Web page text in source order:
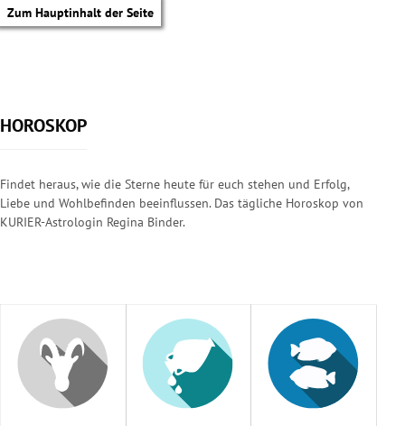
Zum Hauptinhalt der Seite
Untermenü
HOROSKOP
Findet heraus, wie die Sterne heute für euch stehen und Erfolg,
Liebe und Wohlbefinden beeinflussen. Das tägliche Horoskop von
KURIER-Astrologin Regina Binder.